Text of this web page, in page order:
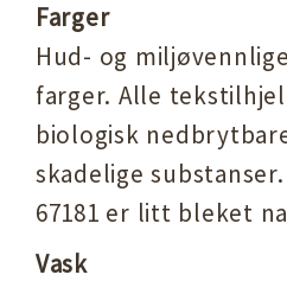
Farger
Hud- og
farger. Alle
biologisk
skadelige
67181 er litt bleket
Vask